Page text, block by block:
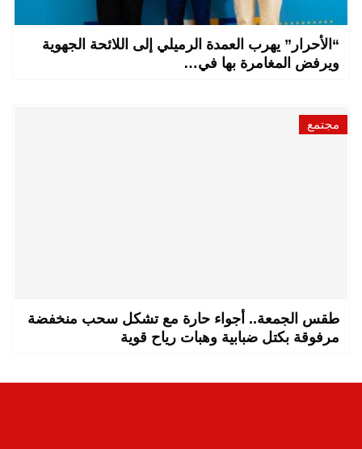
“الأحرار” يهرب العمدة الرميلي إلى اللائحة الجهوية
ويرفض المغامرة بها في…
مجتمع
طقس الجمعة.. أجواء حارة مع تشكل سحب منخفضة
مرفوقة بكتل ضبابية وهبات رياح قوية